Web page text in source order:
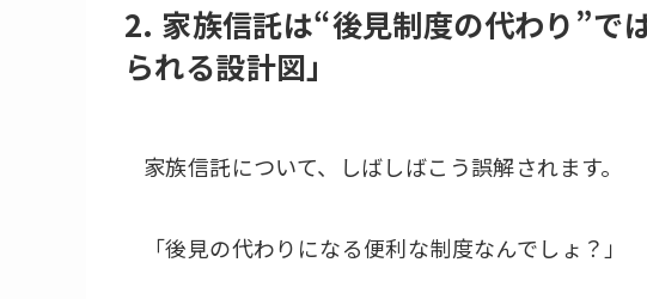
2. 家族信託は“後見制度の代わり”で
られる設計図」
家族信託について、しばしばこう誤解されます。
「後見の代わりになる便利な制度なんでしょ？」